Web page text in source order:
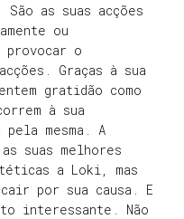
as suas acções
ou
provocar o
Graças à sua
gratidão como
à sua
mesma. A
suas melhores
a Loki, mas
cair por sua causa. E
interessante. Não